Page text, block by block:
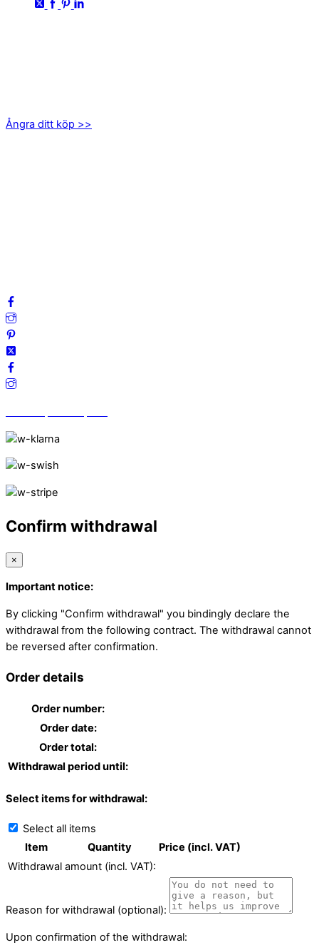
Ångra ditt köp >>
Confirm withdrawal
×
Important notice:
By clicking "Confirm withdrawal" you bindingly declare the
withdrawal from the following contract. The withdrawal cannot
be reversed after confirmation.
Order details
Order number:
Order date:
Order total:
Withdrawal period until:
Select items for withdrawal:
Select all items
Item
Quantity
Price (incl. VAT)
Withdrawal amount (incl. VAT):
Reason for withdrawal (optional):
Upon confirmation of the withdrawal: